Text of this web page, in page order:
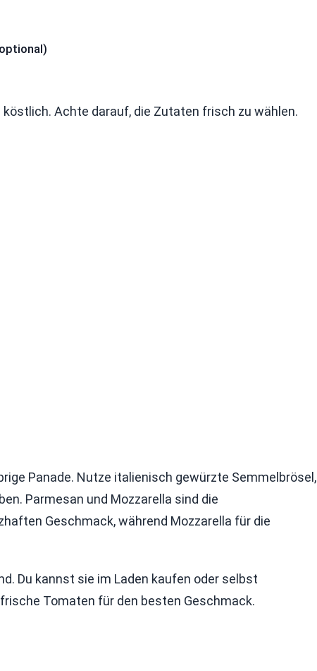
Achte darauf, die Zutaten frisch zu wählen.
Panade. Nutze italienisch gewürzte Semmelbrösel,
Parmesan und Mozzarella sind die
Geschmack, während Mozzarella für die
Du kannst sie im Laden kaufen oder selbst
Tomaten für den besten Geschmack.